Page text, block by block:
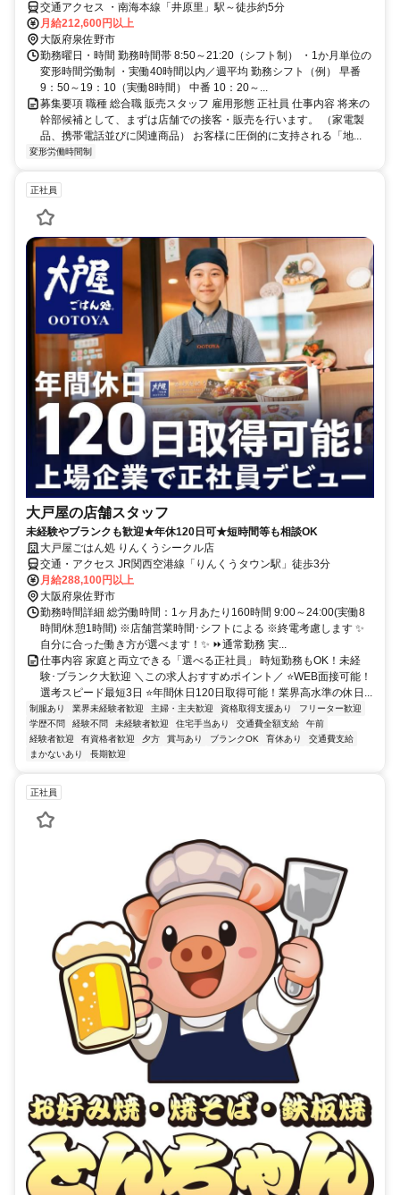
交通アクセス ・南海本線「井原里」駅～徒歩約5分
月給212,600円以上
大阪府泉佐野市
勤務曜日・時間 勤務時間帯 8:50～21:20（シフト制） ・1か月単位の
変形時間労働制 ・実働40時間以内／週平均 勤務シフト（例） 早番
9：50～19：10（実働8時間） 中番 10：20～...
募集要項 職種 総合職 販売スタッフ 雇用形態 正社員 仕事内容 将来の
幹部候補として、まずは店舗での接客・販売を行います。 （家電製
品、携帯電話並びに関連商品） お客様に圧倒的に支持される「地...
変形労働時間制
正社員
大戸屋の店舗スタッフ
未経験やブランクも歓迎★年休120日可★短時間等も相談OK
大戸屋ごはん処 りんくうシークル店
交通・アクセス JR関西空港線「りんくうタウン駅」徒歩3分
月給288,100円以上
大阪府泉佐野市
勤務時間詳細 総労働時間：1ヶ月あたり160時間 9:00～24:00(実働8
時間/休憩1時間) ※店舗営業時間･シフトによる ※終電考慮します ✨
自分に合った働き方が選べます！✨ ⏩通常勤務 実...
仕事内容 家庭と両立できる「選べる正社員」 時短勤務もOK！未経
験･ブランク大歓迎 ＼この求人おすすめポイント／ ⭐WEB面接可能！
選考スピード最短3日 ⭐年間休日120日取得可能！業界高水準の休日...
制服あり 業界未経験者歓迎 主婦・主夫歓迎 資格取得支援あり
フリーター歓迎
学歴不問
経験不問 未経験者歓迎 住宅手当あり 交通費全額支給
午前
経験者歓迎
有資格者歓迎 夕方 賞与あり ブランクOK 育休あり
交通費支給
まかないあり
長期歓迎
正社員